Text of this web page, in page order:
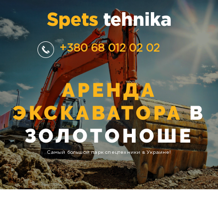
Spets tehnika
+380 68 012 02 02
АРЕНДА
ЭКСКАВАТОРАВ
ЗОЛОТОНОШЕ
Самый большой парк спецтехники в Украине!